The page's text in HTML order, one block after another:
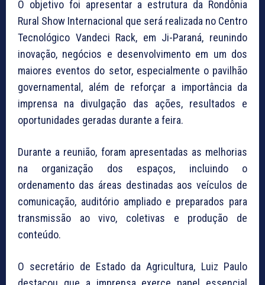
O objetivo foi apresentar a estrutura da Rondônia
Rural Show Internacional que será realizada no Centro
Tecnológico Vandeci Rack, em Ji-Paraná, reunindo
inovação, negócios e desenvolvimento em um dos
maiores eventos do setor, especialmente o pavilhão
governamental, além de reforçar a importância da
imprensa na divulgação das ações, resultados e
oportunidades geradas durante a feira.
Durante a reunião, foram apresentadas as melhorias
na organização dos espaços, incluindo o
ordenamento das áreas destinadas aos veículos de
comunicação, auditório ampliado e preparados para
transmissão ao vivo, coletivas e produção de
conteúdo.
O secretário de Estado da Agricultura, Luiz Paulo